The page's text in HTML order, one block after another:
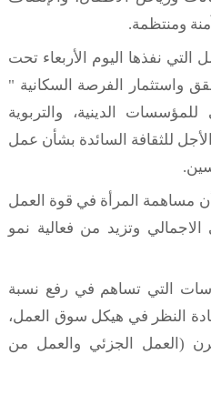
ومنتظمة.
نفذها اليوم الأربعاء تحت
واستثمار الفرصة السكانية "
الدينية، والتربوية
للثقافة السائدة بشأن عمل
مساهمة المرأة في قوة العمل
وتزيد من فعالية نمو
التي تساهم في رفع نسبة
النظر في هيكل سوق العمل،
(العمل الجزئي والعمل من